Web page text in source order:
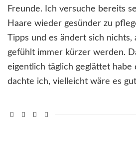
Freunde. Ich versuche bereits
Haare wieder gesünder zu
Tipps und es ändert sich nichts,
gefühlt immer kürzer werden.
eigentlich täglich geglättet habe
dachte ich, vielleicht wäre es